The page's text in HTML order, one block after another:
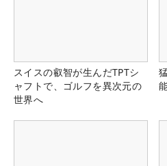
スイスの叡智が生んだTPTシ
ャフトで、ゴルフを異次元の
世界へ